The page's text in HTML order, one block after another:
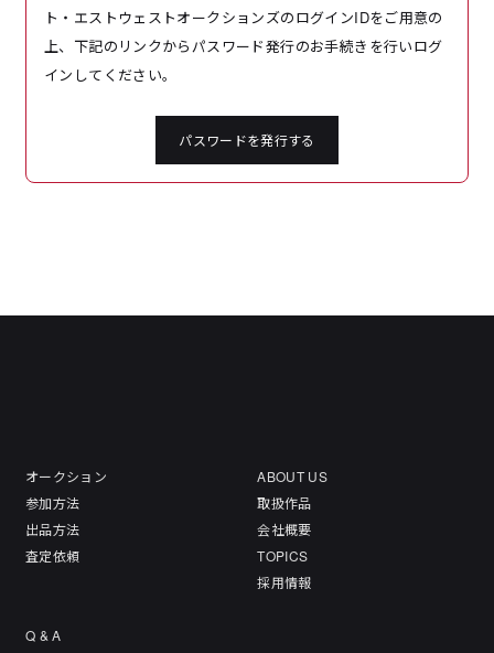
ト・エストウェストオークションズのログインIDをご用意の
上、下記のリンクからパスワード発行のお手続きを行いログ
インしてください。
パスワードを発行する
オークション
参加方法
出品方法
査定依頼
ABOUT US
取扱作品
会社概要
TOPICS
採用情報
Q & A